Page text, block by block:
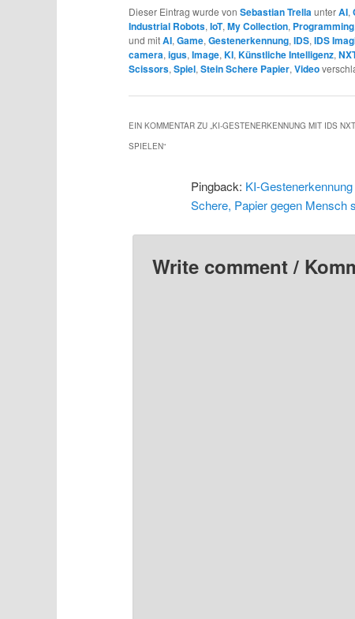
Dieser Eintrag wurde vonSebastian TrellaunterAI,
Industrial Robots,IoT,My Collection, Programming
und mitAI,Game,Gestenerkennung,IDS,IDS
camera,igus,Image,KI,Künstliche Intelligenz,
Scissors,Spiel,Stein Schere Papier,Video
EIN KOMMENTAR ZU „KI-GESTENERKENNUNG MIT IDS
SPIELEN“
Pingback: KI-
Schere, Papier gegen Mensch
Write comment /